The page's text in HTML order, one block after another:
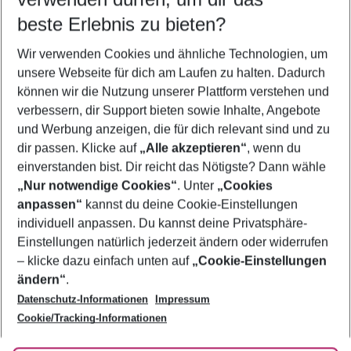
5-8 Nächte
2 Erwachsene Keine Kinder
Mehr Filter anzeigen
Footer
Footer navigation
Über uns
AGB
Bestpreisgarantie
Cookie-Einstellungen ändern
Cookie-Richtlinie
Agenturbetreuung
Barrierefreies Reisen
Folge uns
beste Erlebnis zu bieten?
Wir verwenden Cookies und ähnliche Technologien, um
unsere Webseite für dich am Laufen zu halten. Dadurch
können wir die Nutzung unserer Plattform verstehen und
verbessern, dir Support bieten sowie Inhalte, Angebote
und Werbung anzeigen, die für dich relevant sind und zu
dir passen. Klicke auf „Alle akzeptieren“, wenn du
einverstanden bist. Dir reicht das Nötigste? Dann wähle
„Nur notwendige Cookies“. Unter „Cookies
anpassen“ kannst du deine Cookie-Einstellungen
individuell anpassen. Du kannst deine Privatsphäre-
Einstellungen natürlich jederzeit ändern oder widerrufen
– klicke dazu einfach unten auf „Cookie-Einstellungen
ändern“.
Datenschutz-Informationen
Impressum
Cookie/Tracking-Informationen